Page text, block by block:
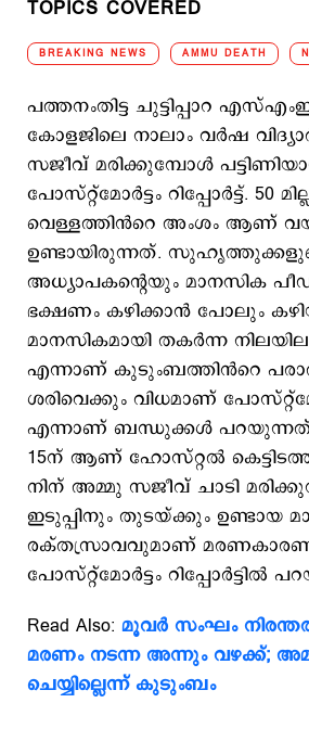
TOPICS COVERED
BREAKING NEWS AMMU DEATH
പത്തനംതിട്ട ചുട്ടിപ്പാറ
കോളജിലെ നാലാം വർഷ
സജീവ് മരിക്കുമ്പോൾ
പോസ്റ്റ്മോർട്ടം റിപ്പോർട്ട്. 50
വെള്ളത്തിൻറെ അംശം ആണ്
ഉണ്ടായിരുന്നത്.
അധ്യാപകന്റെയും മാനസിക
ഭക്ഷണം കഴിക്കാൻ പോലും
മാനസികമായി തകർന്ന
എന്നാണ് കുടുംബത്തിൻറെ
ശരിവെക്കും വിധമാണ്
എന്നാണ് ബന്ധുക്കൾ
15ന് ആണ് ഹോസ്റ്റൽ
നിന് അമ്മു സജീവ് ചാടി
ഇടുപ്പിനും തുടയ്ക്കും ഉണ്ടായ
രക്തസ്രാവവുമാണ്
പോസ്റ്റ്മോർട്ടം റിപ്പോർട്ടിൽ
Read Also: മൂവർ സംഘം
മരണം നടന്ന അന്നും വഴക്ക്;
ചെയ്യില്ലെന്ന് കുടുംബം